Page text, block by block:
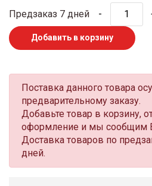
Предзаказ 7 дней -
Добавить в корзину
Поставка данного товара
предварительному заказу.
Добавьте товар в корзину,
оформление и мы сообщим
Доставка товаров по
дней.